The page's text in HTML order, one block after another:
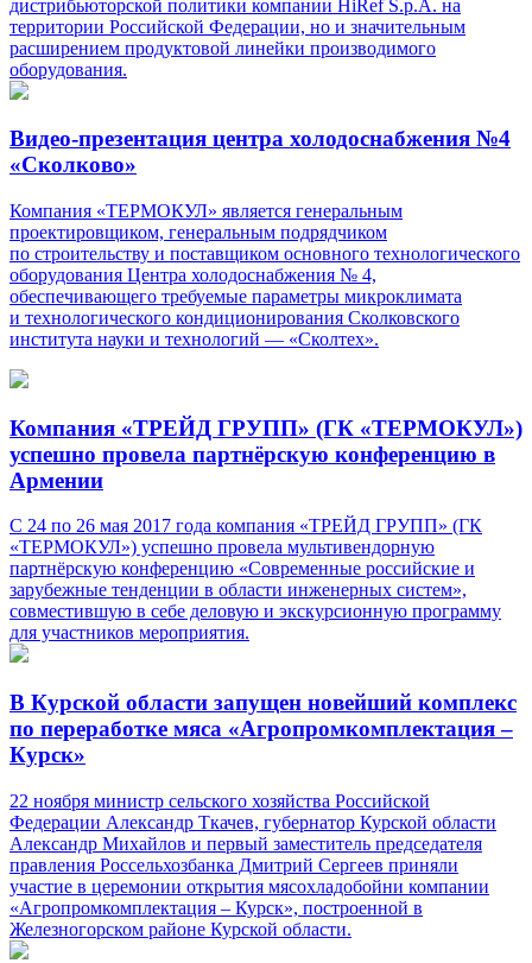
дистрибьюторской политики компании HiRef S.p.A. на
территории Российской Федерации, но и значительным
расширением продуктовой линейки производимого
оборудования.
Видео-презентация центра холодоснабжения №4
«Сколково»
Компания «ТЕРМОКУЛ» является генеральным
проектировщиком, генеральным подрядчиком
по строительству и поставщиком основного технологического
оборудования Центра холодоснабжения № 4,
обеспечивающего требуемые параметры микроклимата
и технологического кондиционирования Сколковского
института науки и технологий — «Сколтех».
Компания «ТРЕЙД ГРУПП» (ГК «ТЕРМОКУЛ»)
успешно провела партнёрскую конференцию в
Армении
С 24 по 26 мая 2017 года компания «ТРЕЙД ГРУПП» (ГК
«ТЕРМОКУЛ») успешно провела мультивендорную
партнёрскую конференцию «Современные российские и
зарубежные тенденции в области инженерных систем»,
совместившую в себе деловую и экскурсионную программу
для участников мероприятия.
В Курской области запущен новейший комплекс
по переработке мяса «Агропромкомплектация –
Курск»
22 ноября министр сельского хозяйства Российской
Федерации Александр Ткачев, губернатор Курской области
Александр Михайлов и первый заместитель председателя
правления Россельхозбанка Дмитрий Сергеев приняли
участие в церемонии открытия мясохладобойни компании
«Агропромкомплектация – Курск», построенной в
Железногорском районе Курской области.